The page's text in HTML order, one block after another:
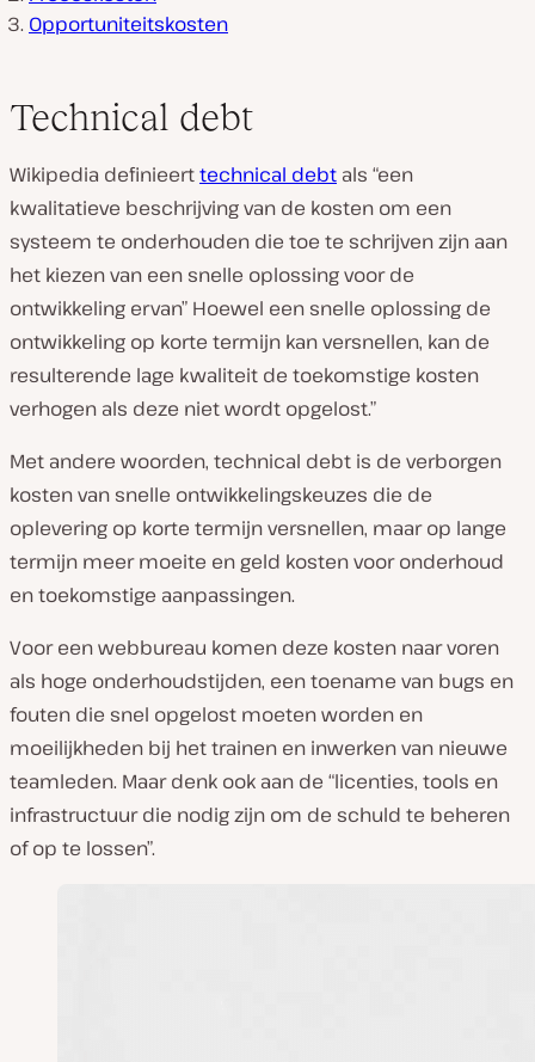
Opportuniteitskosten
Technical debt
Wikipedia definieerttechnical debt als “een
kwalitatieve beschrijving van de kosten om een
systeem te onderhouden die toe te schrijven zijn aan
het kiezen van een snelle oplossing voor de
ontwikkeling ervan” Hoewel een snelle oplossing de
ontwikkeling op korte termijn kan versnellen, kan de
resulterende lage kwaliteit de toekomstige kosten
verhogen als deze niet wordt opgelost.”
Met andere woorden, technical debt is de verborgen
kosten van snelle ontwikkelingskeuzes die de
oplevering op korte termijn versnellen, maar op lange
termijn meer moeite en geld kosten voor onderhoud
en toekomstige aanpassingen.
Voor een webbureau komen deze kosten naar voren
als hoge onderhoudstijden, een toename van bugs en
fouten die snel opgelost moeten worden en
moeilijkheden bij het trainen en inwerken van nieuwe
teamleden. Maar denk ook aan de “licenties, tools en
infrastructuur die nodig zijn om de schuld te beheren
of op te lossen”.